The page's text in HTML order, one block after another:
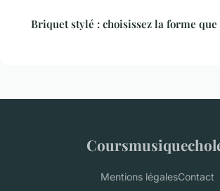
Briquet stylé : choisissez la forme que
Mentions légalesContact